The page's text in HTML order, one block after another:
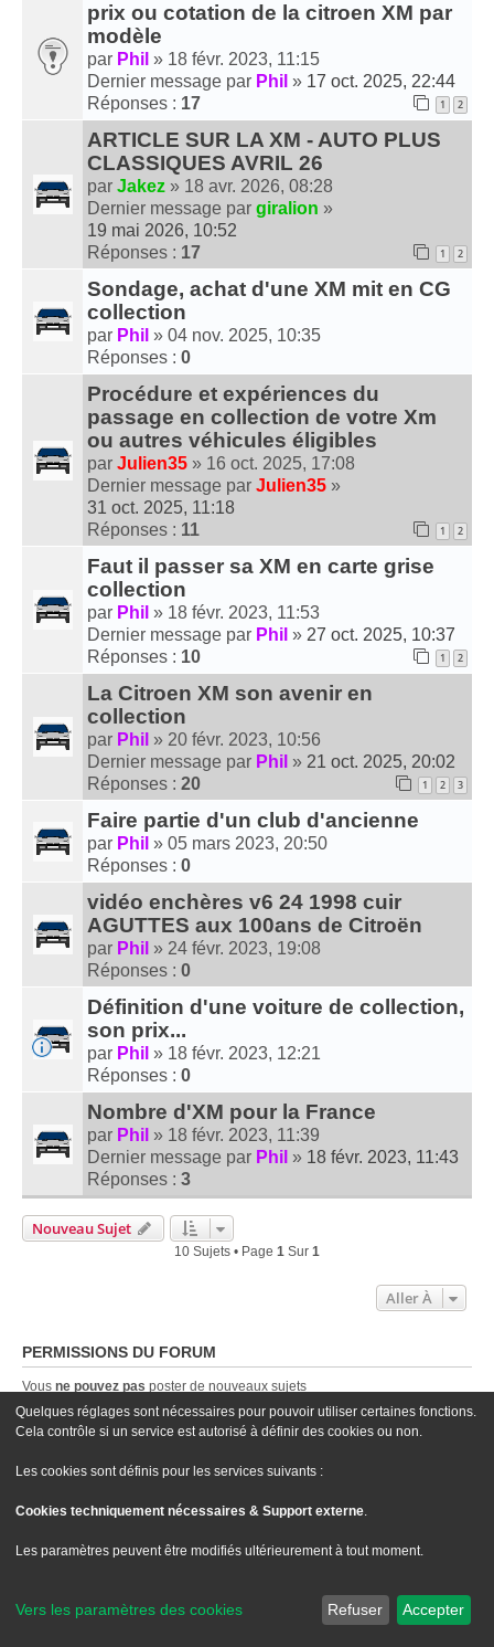
prix ou cotation de la citroen XM par
modèle
par Phil » 18 févr. 2023, 11:15
Dernier message par Phil » 17 oct. 2025, 22:44
Réponses : 17 1 2
ARTICLE SUR LA XM - AUTO PLUS
CLASSIQUES AVRIL 26
par Jakez » 18 avr. 2026, 08:28
Dernier message par giralion »
19 mai 2026, 10:52
Réponses : 17 1 2
Sondage, achat d'une XM mit en CG
collection
par Phil » 04 nov. 2025, 10:35
Réponses : 0
Procédure et expériences du
passage en collection de votre Xm
ou autres véhicules éligibles
par Julien35 » 16 oct. 2025, 17:08
Dernier message par Julien35 »
31 oct. 2025, 11:18
Réponses : 11 1 2
Faut il passer sa XM en carte grise
collection
par Phil » 18 févr. 2023, 11:53
Dernier message par Phil » 27 oct. 2025, 10:37
Réponses : 10 1 2
La Citroen XM son avenir en
collection
par Phil » 20 févr. 2023, 10:56
Dernier message par Phil » 21 oct. 2025, 20:02
Réponses : 20 1 2 3
Faire partie d'un club d'ancienne
par Phil » 05 mars 2023, 20:50
Réponses : 0
vidéo enchères v6 24 1998 cuir
AGUTTES aux 100ans de Citroën
par Phil » 24 févr. 2023, 19:08
Réponses : 0
Définition d'une voiture de collection,
son prix...
par Phil » 18 févr. 2023, 12:21
Réponses : 0
Nombre d'XM pour la France
par Phil » 18 févr. 2023, 11:39
Dernier message par Phil » 18 févr. 2023, 11:43
Réponses : 3
Nouveau Sujet
10 Sujets • Page 1 Sur 1
Aller À
PERMISSIONS DU FORUM
Vous ne pouvez pas poster de nouveaux sujets
Vousne pouvez pasrépondre aux sujets
Vousne pouvez pasmodifier vos messages
Vousne pouvez pasjoindre des fichiers
Stylewe_universalcreated by INVENTEA & v12mike
Quelques réglages sont nécessaires pour pouvoir utiliser certaines fonctions.
Cela contrôle si un service est autorisé à définir des cookies ou non.
Les cookies sont définis pour les services suivants :
Cookies techniquement nécessaires & Support externe.
Les paramètres peuvent être modifiés ultérieurement à tout moment.
Vers les paramètres des cookies Refuser Accepter